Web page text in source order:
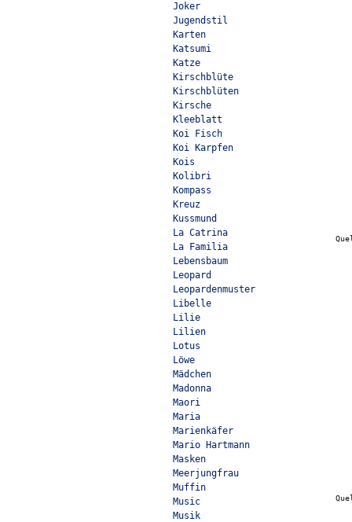
Joker
Jugendstil
Karten
Katsumi
Katze
Kirschblüte
Kirschblüten
Kirsche
Kleeblatt
Koi Fisch
Koi Karpfen
Kois
Kolibri
Kompass
Kreuz
Kussmund
La Catrina
La Familia
Lebensbaum
Leopard
Leopardenmuster
Libelle
Lilie
Lilien
Lotus
Löwe
Mädchen
Madonna
Maori
Maria
Marienkäfer
Mario Hartmann
Masken
Meerjungfrau
Muffin
Music
Musik